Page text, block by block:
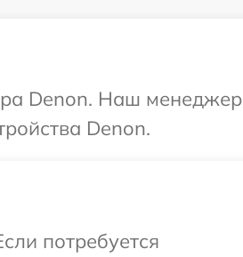
Denon. Наш менеджер
Denon.
потребуется